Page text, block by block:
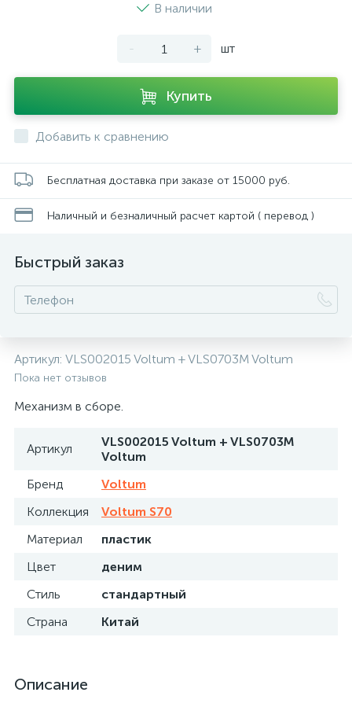
В наличии
- + шт
Купить
Добавить к сравнению
Бесплатная доставка при заказе от 15000 руб.
Наличный и безналичный расчет картой ( перевод )
Быстрый заказ
Артикул: VLS002015 Voltum + VLS0703M Voltum
Пока нет отзывов
Механизм в сборе.
Артикул
VLS002015 Voltum + VLS0703M
Voltum
Бренд
Voltum
Коллекция
Voltum S70
Материал
пластик
Цвет
деним
Стиль
стандартный
Страна
Китай
Описание